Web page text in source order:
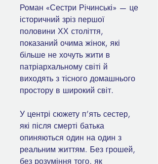
Роман «Сестри Річинські» — це
історичний зріз першої
половини ХХ століття,
показаний очима жінок, які
більше не хочуть жити в
патріархальному світі й
виходять з тісного домашнього
простору в широкий світ.
У центрі сюжету п’ять сестер,
які після смерті батька
опиняються один на один з
реальним життям. Без грошей,
без розуміння того, як